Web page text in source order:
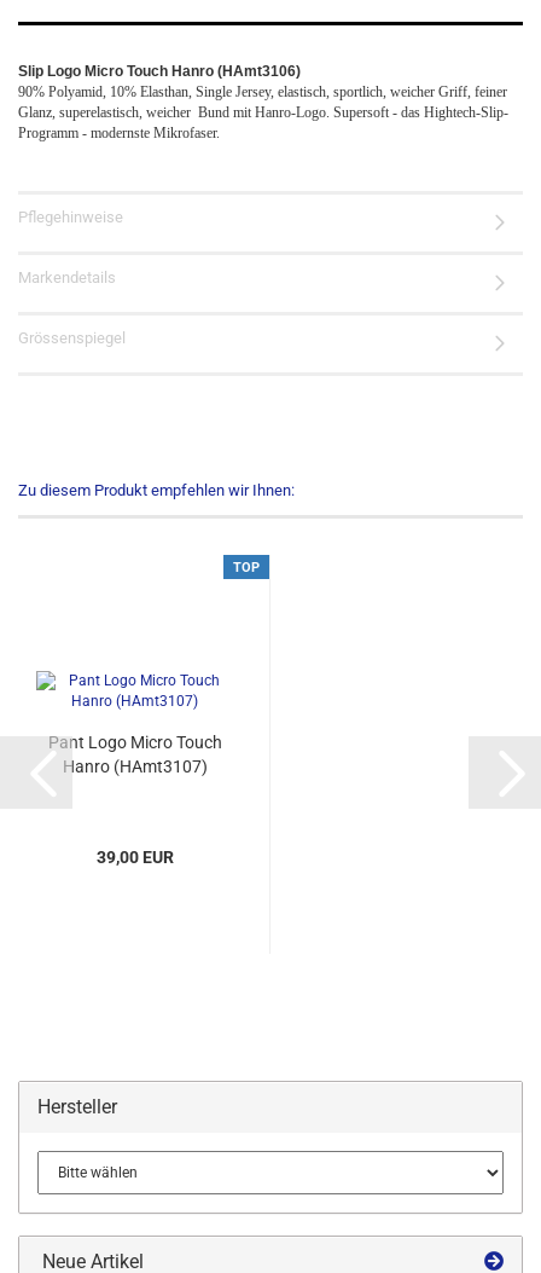
Slip Logo Micro Touch Hanro (HAmt3106)
90% Polyamid, 10% Elasthan, Single Jersey, elastisch, sportlich, weicher Griff, feiner
Glanz, superelastisch, weicher Bund mit Hanro-Logo. Supersoft - das Hightech-Slip-
Programm - modernste Mikrofaser.
Pflegehinweise
Markendetails
Grössenspiegel
Zu diesem Produkt empfehlen wir Ihnen:
TOP
Pant Logo Micro Touch
Hanro (HAmt3107)
39,00 EUR
Hersteller
Neue Artikel